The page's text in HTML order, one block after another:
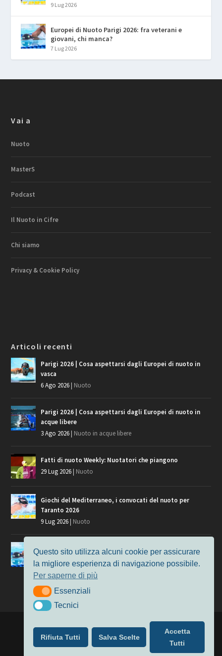
9 Lug 2026
Europei di Nuoto Parigi 2026: fra veterani e
giovani, chi manca?
7 Lug 2026
Vai a
Nuoto
MasterS
Podcast
Il Nuoto in Cifre
Chi siamo
Privacy & Cookie Policy
Articoli recenti
Parigi 2026 | Cosa aspettarsi dagli Europei di nuoto in
vasca
6 Ago 2026| Nuoto
Parigi 2026 | Cosa aspettarsi dagli Europei di nuoto in
acque libere
3 Ago 2026| Nuoto in acque libere
Fatti di nuoto Weekly: Nuotatori che piangono
29 Lug 2026| Nuoto
Giochi del Mediterraneo, i convocati del nuoto per
Taranto 2026
9 Lug 2026| Nuoto
Europei di Nuoto Parigi 2026: fra veterani e giovani, chi
7 Lug 2026
Nuoto
| Alimentato da
Nuoto
MasterS Podcast Il Nuoto in Cifre
Privacy & Cookie Policy
Questo sito utilizza alcuni cookie per assicurare
la migliore esperienza di navigazione possibile.
Per saperne di più
EssenzialiEssenziali
TecniciTecnici
Rifiuta Tutti Salva Scelte
Accetta
Tutti